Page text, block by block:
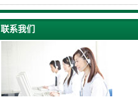
联系我们